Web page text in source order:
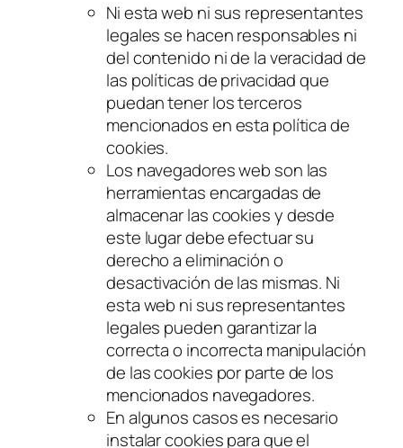
Ni esta web ni sus representantes
legales se hacen responsables ni
del contenido ni de la veracidad de
las políticas de privacidad que
puedan tener los terceros
mencionados en esta política de
cookies.
Los navegadores web son las
herramientas encargadas de
almacenar lascookiesy desde
este lugar debe efectuar su
derecho a eliminación o
desactivación de las mismas. Ni
esta web ni sus representantes
legales pueden garantizar la
correcta o incorrecta manipulación
de lascookies por parte de los
mencionados navegadores.
En algunos casos es necesario
instalarcookiespara que el